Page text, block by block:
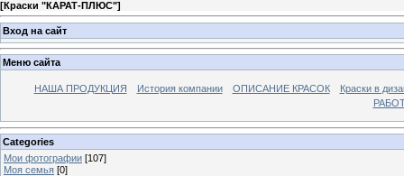
[Краски "КАРАТ-ПЛЮС"]
Вход на сайт
Меню сайта
НАША ПРОДУКЦИЯ История компании ОПИСАНИЕ КРАСОК
Краски в
Categories
Мои фотографии [107]
Моя семья [0]